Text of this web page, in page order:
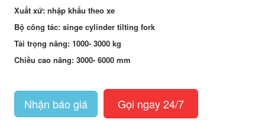
Xuất xứ: nhập khẩu theo xe
Bộ công tác: singe cylinder tilting fork
Tải trọng nâng: 1000- 3000 kg
Chiều cao nâng: 3000- 6000 mm
Nhận báo giá Gọi ngay 24/7